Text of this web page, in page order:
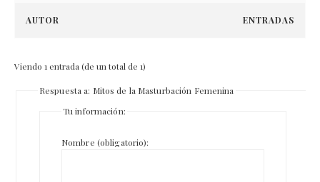
AUTOR ENTRADAS
Viendo 1 entrada (de un total de 1)
Respuesta a: Mitos de la Masturbación Femenina
Tu información:
Nombre (obligatorio):